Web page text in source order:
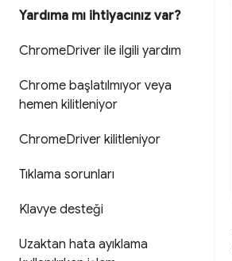
Yardıma mı ihtiyacınız var?
ChromeDriver ile ilgili yardım
Chrome başlatılmıyor veya
hemen kilitleniyor
ChromeDriver kilitleniyor
Tıklama sorunları
Klavye desteği
Uzaktan hata ayıklama